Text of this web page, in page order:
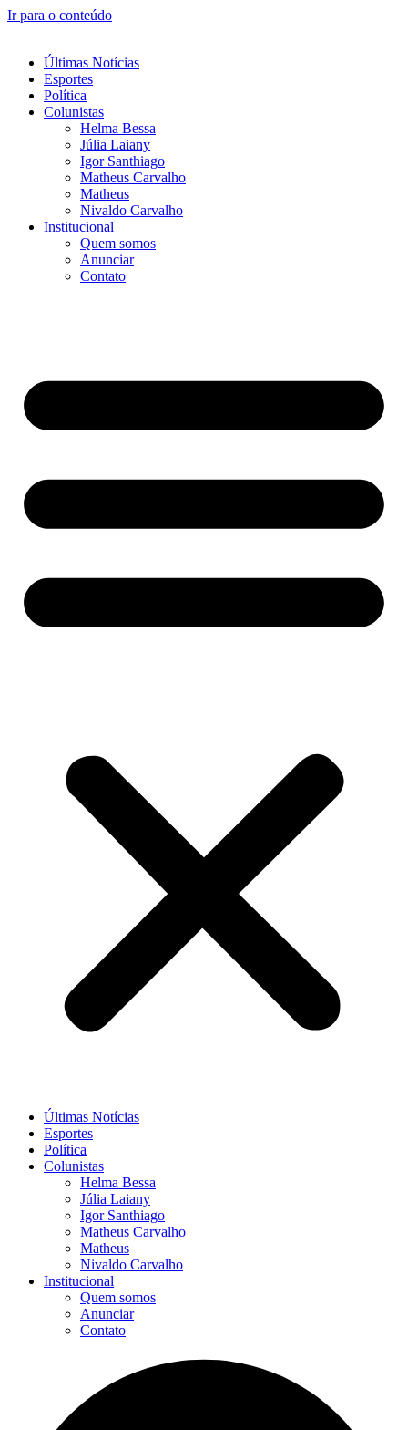
Ir para o conteúdo
Últimas Notícias
Esportes
Política
Colunistas
Helma Bessa
Júlia Laiany
Igor Santhiago
Matheus Carvalho
Matheus
Nivaldo Carvalho
Institucional
Quem somos
Anunciar
Contato
Últimas Notícias
Esportes
Política
Colunistas
Helma Bessa
Júlia Laiany
Igor Santhiago
Matheus Carvalho
Matheus
Nivaldo Carvalho
Institucional
Quem somos
Anunciar
Contato